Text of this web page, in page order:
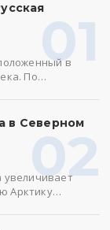
01
в
По…
02
в Северном
увеличивает
Арктику…